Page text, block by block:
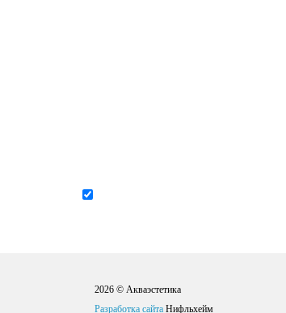
2026 © Акваэстетика
Разработка сайта Нифльхейм